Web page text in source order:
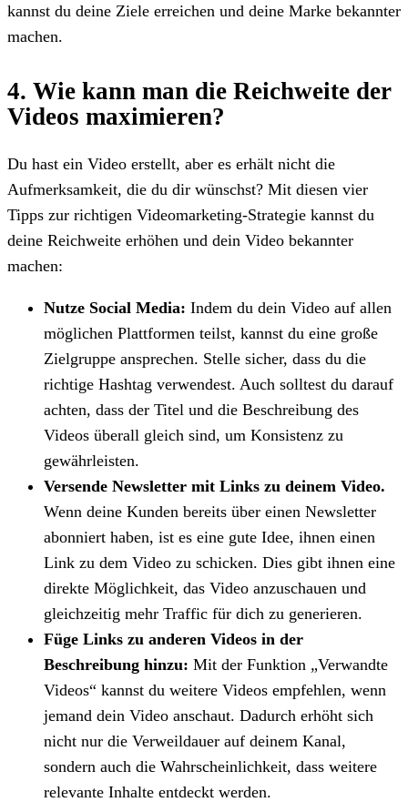
kannst du deine Ziele erreichen und deine Marke bekannter
machen.
4. Wie kann man die Reichweite der
Videos maximieren?
Du hast ein Video erstellt, aber es erhält nicht die
Aufmerksamkeit, die du dir wünschst? Mit diesen vier
Tipps zur richtigen Videomarketing-Strategie kannst du
deine Reichweite erhöhen und dein Video bekannter
machen:
Nutze Social Media: Indem du dein Video auf allen
möglichen Plattformen teilst, kannst du eine große
Zielgruppe ansprechen. Stelle sicher, dass du die
richtige Hashtag verwendest. Auch solltest du darauf
achten, dass der Titel und die Beschreibung des
Videos überall gleich sind, um Konsistenz zu
gewährleisten.
Versende Newsletter mit Links zu deinem Video.
Wenn deine Kunden bereits über einen Newsletter
abonniert haben, ist es eine gute Idee, ihnen einen
Link zu dem Video zu schicken. Dies gibt ihnen eine
direkte Möglichkeit, das Video anzuschauen und
gleichzeitig mehr Traffic für dich zu generieren.
Füge Links zu anderen Videos in der
Beschreibung hinzu: Mit der Funktion „Verwandte
Videos“ kannst du weitere Videos empfehlen, wenn
jemand dein Video anschaut. Dadurch erhöht sich
nicht nur die Verweildauer auf deinem Kanal,
sondern auch die Wahrscheinlichkeit, dass weitere
relevante Inhalte entdeckt werden.